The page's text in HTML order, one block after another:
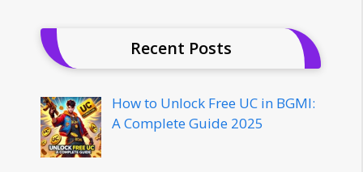
Recent Posts
How to Unlock Free UC in BGMI:
A Complete Guide 2025